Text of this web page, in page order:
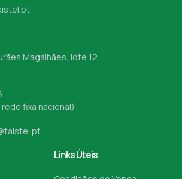
Magalhães, lote 12
fixa nacional)
Links Úteis